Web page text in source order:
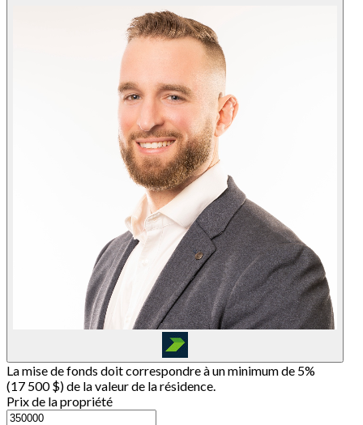
La mise de fonds doit correspondre à un minimum de 5%
(17 500 $) de la valeur de la résidence.
Prix de la propriété